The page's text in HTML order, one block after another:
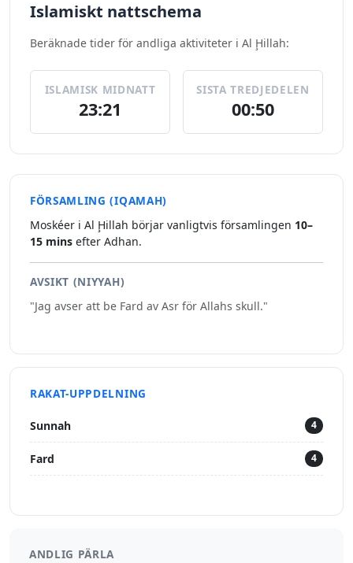
Islamiskt nattschema
Beräknade tider för andliga aktiviteter i Al Ḩillah:
ISLAMISK MIDNATT
23:21
SISTA TREDJEDELEN
00:50
FÖRSAMLING (IQAMAH)
Moskéer i Al Ḩillah börjar vanligtvis församlingen 10–
15 mins efter Adhan.
AVSIKT (NIYYAH)
"Jag avser att be Fard av Asr för Allahs skull."
RAKAT-UPPDELNING
Sunnah 4
Fard 4
ANDLIG PÄRLA